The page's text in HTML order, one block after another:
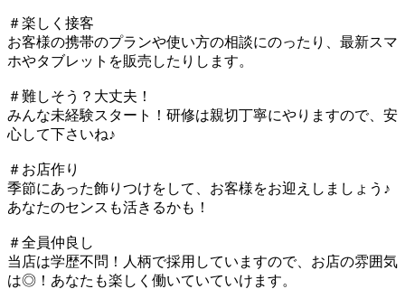
＃楽しく接客
お客様の携帯のプランや使い方の相談にのったり、最新スマ
ホやタブレットを販売したりします。
＃難しそう？大丈夫！
みんな未経験スタート！研修は親切丁寧にやりますので、安
心して下さいね♪
＃お店作り
季節にあった飾りつけをして、お客様をお迎えしましょう♪
あなたのセンスも活きるかも！
＃全員仲良し
当店は学歴不問！人柄で採用していますので、お店の雰囲気
は◎！あなたも楽しく働いていていけます。